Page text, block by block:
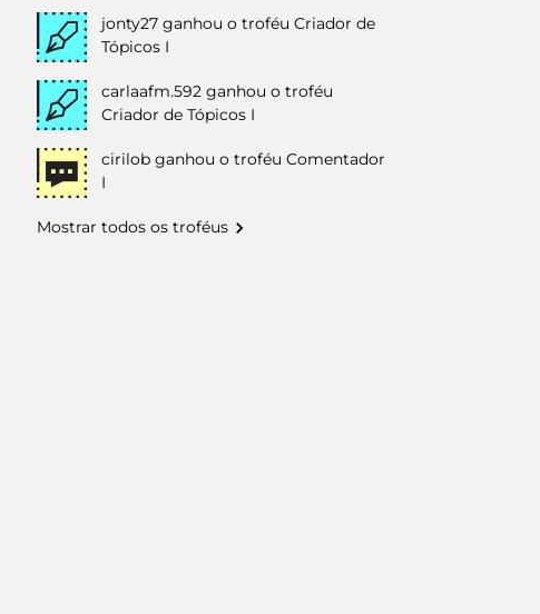
jonty27 ganhou o troféu Criador de
Tópicos I
carlaafm.592 ganhou o troféu
Criador de Tópicos I
cirilob ganhou o troféu Comentador
I
Mostrar todos os troféus